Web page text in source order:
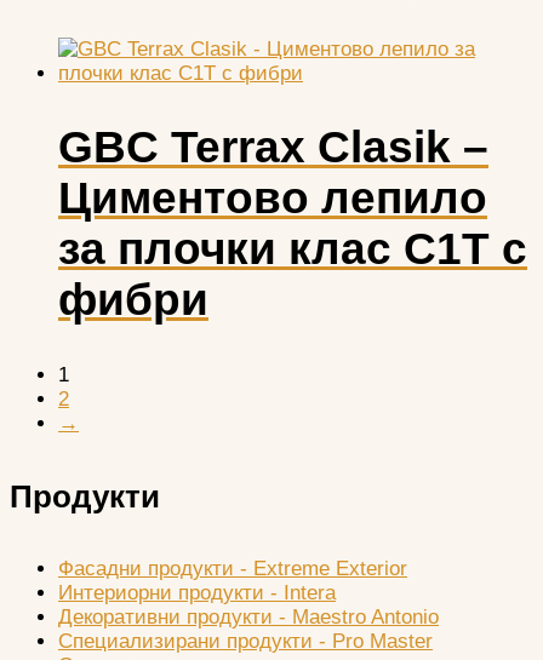
GBC Terrax Clasik –
Циментово лепило
за плочки клас С1T с
фибри
1
2
→
Продукти
Фасадни продукти - Extreme Exterior
Интериорни продукти - Intera
Декоративни продукти - Maestro Antonio
Специализирани продукти - Pro Master